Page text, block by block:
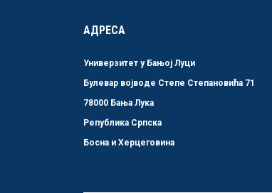
АДРЕСА
Универзитет у Бањој Луци
Булевар војводе Степе Степановића 71
78000 Бања Лука
Република Српска
Босна и Херцеговина